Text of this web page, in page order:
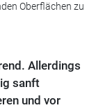
Oberflächen zu
Allerdings
sanft
und vor